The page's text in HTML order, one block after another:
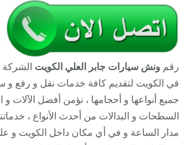
رقم ونش سيارات جابر العلي الكويت الشركة
في الكويت لتقديم كافة خدمات نقل و رفع
جميع أنواعها و أحجامها ، نؤمن أفضل الآلات و
السطحات و البدالات من أحدث الأنواع ،
مدار الساعة و في أي مكان داخل الكويت و